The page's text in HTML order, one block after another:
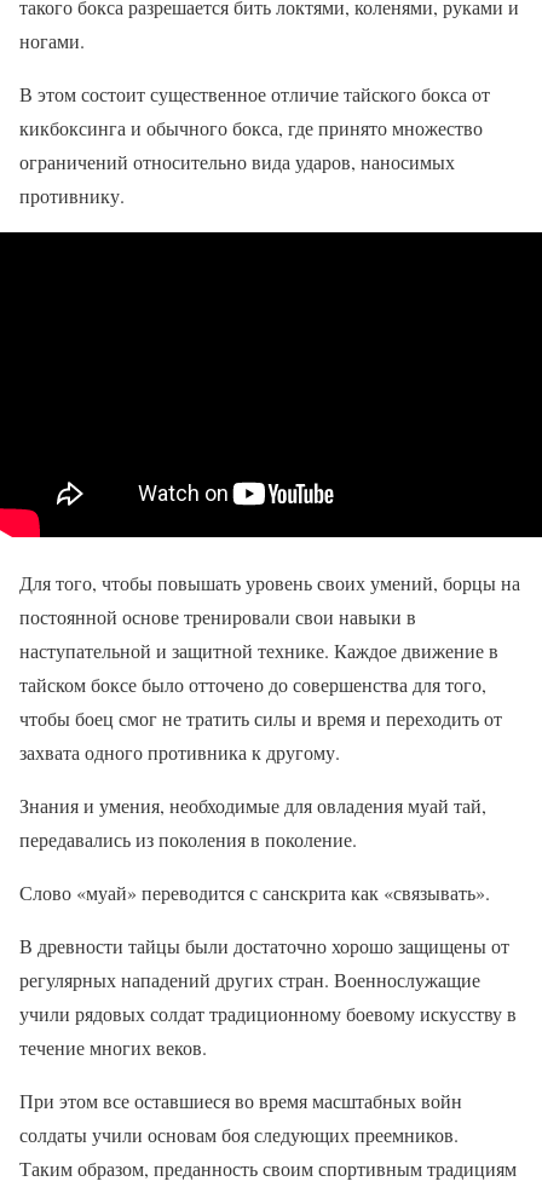
такого бокса разрешается бить локтями, коленями, руками и
ногами.
В этом состоит существенное отличие тайского бокса от
кикбоксинга и обычного бокса, где принято множество
ограничений относительно вида ударов, наносимых
противнику.
Для того, чтобы повышать уровень своих умений, борцы на
постоянной основе тренировали свои навыки в
наступательной и защитной технике. Каждое движение в
тайском боксе было отточено до совершенства для того,
чтобы боец смог не тратить силы и время и переходить от
захвата одного противника к другому.
Знания и умения, необходимые для овладения муай тай,
передавались из поколения в поколение.
Слово «муай» переводится с санскрита как «связывать».
В древности тайцы были достаточно хорошо защищены от
регулярных нападений других стран. Военнослужащие
учили рядовых солдат традиционному боевому искусству в
течение многих веков.
При этом все оставшиеся во время масштабных войн
солдаты учили основам боя следующих преемников.
Таким образом, преданность своим спортивным традициям